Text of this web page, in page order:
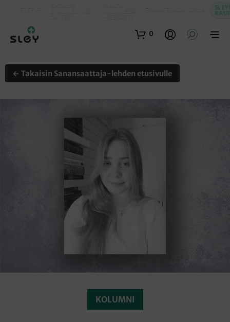
0
← Takaisin Sanansaattaja-lehden etusivulle
KOLUMNI